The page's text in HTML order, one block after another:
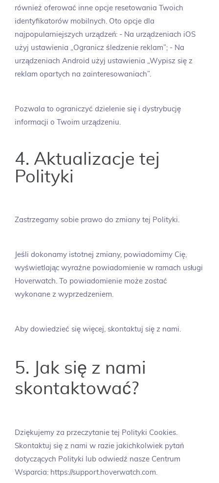
również oferować inne opcje resetowania Twoich
identyfikatorów mobilnych. Oto opcje dla
najpopularniejszych urządzeń: - Na urządzeniach iOS
użyj ustawienia „Ogranicz śledzenie reklam”; - Na
urządzeniach Android użyj ustawienia „Wypisz się z
reklam opartych na zainteresowaniach”.
Pozwala to ograniczyć dzielenie się i dystrybucję
informacji o Twoim urządzeniu.
4. Aktualizacje tej
Polityki
Zastrzegamy sobie prawo do zmiany tej Polityki.
Jeśli dokonamy istotnej zmiany, powiadomimy Cię,
wyświetlając wyraźne powiadomienie w ramach usługi
Hoverwatch. To powiadomienie może zostać
wykonane z wyprzedzeniem.
Aby dowiedzieć się więcej, skontaktuj się z nami.
5. Jak się z nami
skontaktować?
Dziękujemy za przeczytanie tej Polityki Cookies.
Skontaktuj się z nami w razie jakichkolwiek pytań
dotyczących Polityki lub odwiedź nasze Centrum
Wsparcia: https://support.hoverwatch.com.